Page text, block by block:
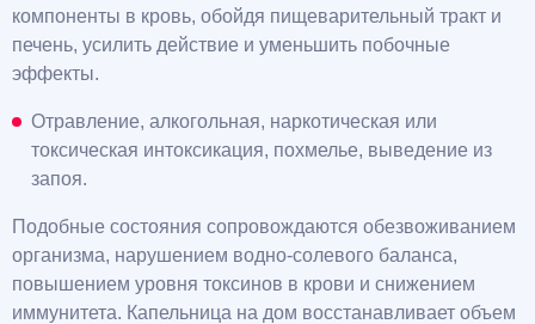
компоненты в кровь, обойдя пищеварительный тракт и
печень, усилить действие и уменьшить побочные
эффекты.
Отравление, алкогольная, наркотическая или
токсическая интоксикация, похмелье, выведение из
запоя.
Подобные состояния сопровождаются обезвоживанием
организма, нарушением водно-солевого баланса,
повышением уровня токсинов в крови и снижением
иммунитета. Капельница на дом восстанавливает объем